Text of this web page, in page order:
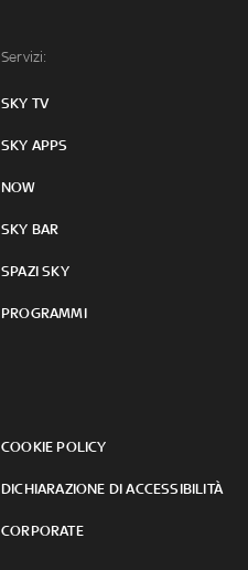
Servizi:
SKY TV
SKY APPS
NOW
SKY BAR
SPAZI SKY
PROGRAMMI
COOKIE POLICY
DICHIARAZIONE DI ACCESSIBILITÀ
CORPORATE